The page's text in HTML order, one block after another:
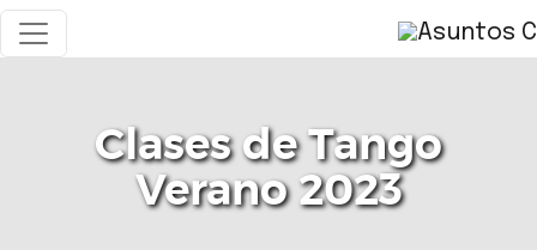
Clases de Tango
Verano 2023